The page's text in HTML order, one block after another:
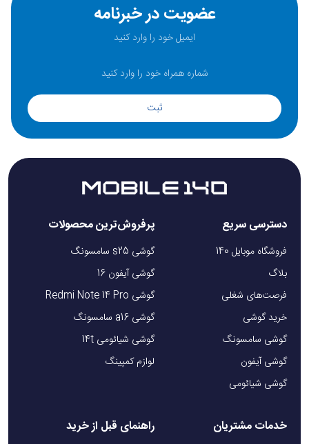
عضویت در خبرنامه
ثبت
دسترسی سریع
فروشگاه موبایل 140
بلاگ
فرصت‌های شغلی
خرید گوشی
گوشی سامسونگ
گوشی آیفون
گوشی شیائومی
پرفروش‌ترین محصولات
گوشی s25 سامسونگ
گوشی آیفون 16
گوشی Redmi Note 14 Pro
گوشی a16 سامسونگ
گوشی شیائومی 14t
لوازم کمپینگ
خدمات مشتریان راهنمای قبل از خرید